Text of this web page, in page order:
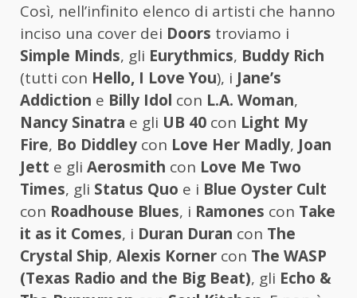
Così, nell’infinito elenco di artisti che hanno
inciso una cover dei Doors troviamo i
Simple Minds, gli Eurythmics, Buddy Rich
(tutti con Hello, I Love You), i Jane’s
Addiction e Billy Idol con L.A. Woman,
Nancy Sinatra e gli UB 40 con Light My
Fire, Bo Diddley con Love Her Madly, Joan
Jett e gli Aerosmith con Love Me Two
Times, gli Status Quo e i Blue Oyster Cult
con Roadhouse Blues, i Ramones con Take
it as it Comes, i Duran Duran con The
Crystal Ship, Alexis Korner con The WASP
(Texas Radio and the Big Beat), gli Echo &